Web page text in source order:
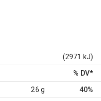
(2971 kJ)
% DV*
26 g 40%